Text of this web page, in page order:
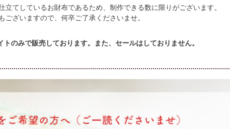
てしているお財布であるため、制作できる数に限りがございます。
ざいますので、何卒ご了承くださいませ。
のみで販売しております。また、セールはしておりません。